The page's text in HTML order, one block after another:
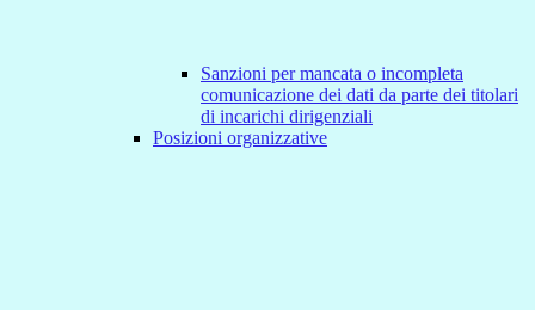
Sanzioni per mancata o incompleta
comunicazione dei dati da parte dei titolari
di incarichi dirigenziali
Posizioni organizzative